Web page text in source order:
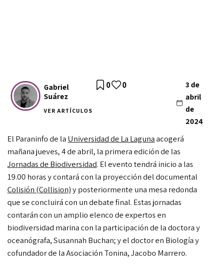
Gabriel
Suárez
VER ARTÍCULOS
3 de
abril
de
2024
0 0
El Paraninfo de la Universidad de La Lagunaacogerá
mañana jueves, 4 de abril, la primera edición de las
Jornadas de Biodiversidad. El evento tendrá inicio a las
19.00 horas y contará con la proyección del documental
Colisión (Collision)y posteriormente una mesa redonda
que se concluirá con un debate final. Estas jornadas
contarán con un amplio elenco de expertos en
biodiversidad marina con la participación de la doctora y
oceanógrafa, Susannah Buchan; y el doctor en Biología y
cofundador de la Asociación Tonina, Jacobo Marrero.